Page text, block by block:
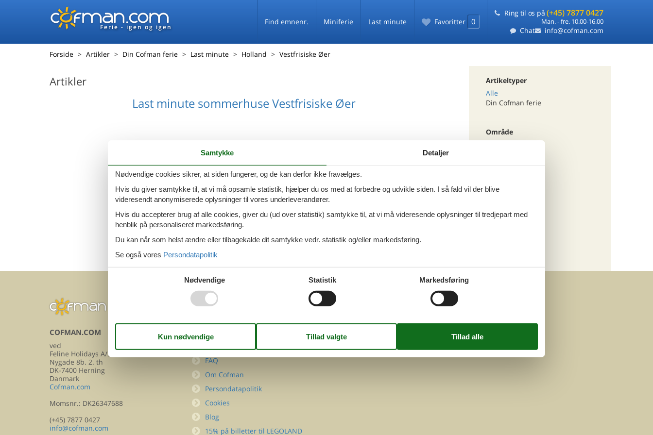
Ferie - igen og igen
Find emnenr. Miniferie Last minute Favoritter 0
Ring til os på (+45) 7877 0427
Man. - fre. 10.00-16.00
Chat info@cofman.com
Forside Artikler Din Cofman ferie Last minute Holland Vestfrisiske Øer
Artikler
Last minute sommerhuse Vestfrisiske Øer
Artikeltyper
Alle
Din Cofman ferie
Område
Vestfrisiske Øer
Tema
Last minute
COFMAN.COM
ved
Feline Holidays A/S
Nygade 8b. 2. th
DK-7400 Herning
Danmark
Cofman.com
Momsnr.: DK26347688
(+45) 7877 0427
info@cofman.com
INFORMATION
Kontakt
FAQ
Om Cofman
Persondatapolitik
Cookies
Blog
15% på billetter til LEGOLAND
FØLG OS PÅ
Samtykke Detaljer
Nødvendige cookies sikrer, at siden fungerer, og de kan derfor ikke fravælges.
Hvis du giver samtykke til, at vi må opsamle statistik, hjælper du os med at forbedre og udvikle siden. I så fald vil der blive
videresendt anonymiserede oplysninger til vores underleverandører.
Hvis du accepterer brug af alle cookies, giver du (ud over statistik) samtykke til, at vi må videresende oplysninger til tredjepart med
henblik på personaliseret markedsføring.
Du kan når som helst ændre eller tilbagekalde dit samtykke vedr. statistik og/eller markedsføring.
Se også vores Persondatapolitik
Nødvendige Statistik Markedsføring